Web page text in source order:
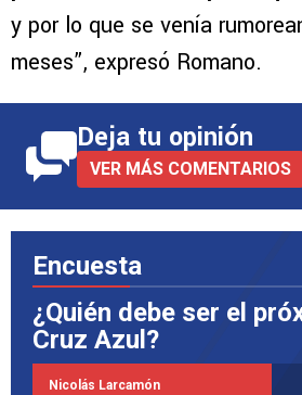
y por lo que se venía
meses”, expresó Romano.
Deja tu opinión
VER MÁS COMENTARIOS
Encuesta
¿Quién debe ser el
Cruz Azul?
Nicolás Larcamón